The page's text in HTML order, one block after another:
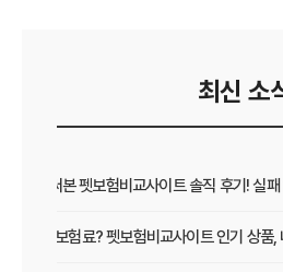
최신 소
직접 써본 펫보험비교사이트 솔직 후기! 실
보장 vs 보험료? 펫보험비교사이트 인기 상품,